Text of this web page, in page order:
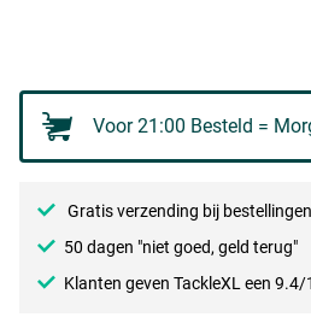
Voor 21:00 Besteld =
Gratis verzending bij
50 dagen "niet goed, geld terug"
Klanten geven TackleXL een 9.4/